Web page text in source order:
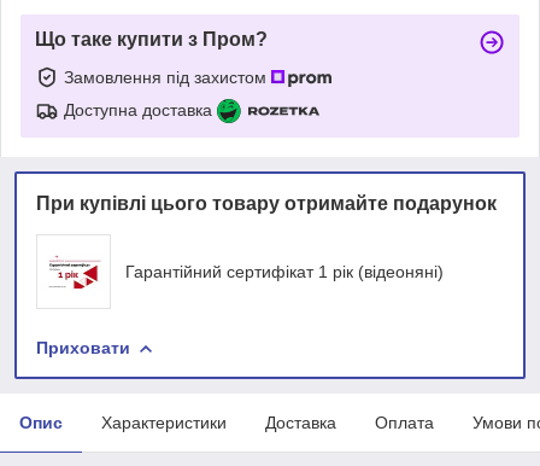
Що таке купити з Пром?
Замовлення під захистом
Доступна доставка
При купівлі цього товару отримайте подарунок
Гарантійний сертифікат 1 рік (відеоняні)
Приховати
Опис Характеристики Доставка Оплата Умови